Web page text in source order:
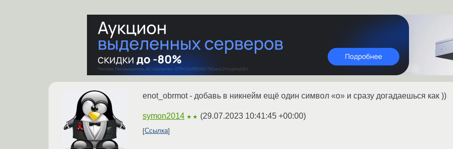
enot_obrmot - добавь в никнейм ещё один символ «о» и сразу догадаешься как ))
symon2014 ★★ (29.07.2023 10:41:45 +00:00)
Ссылка